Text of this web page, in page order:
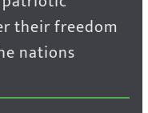
their freedom
nations